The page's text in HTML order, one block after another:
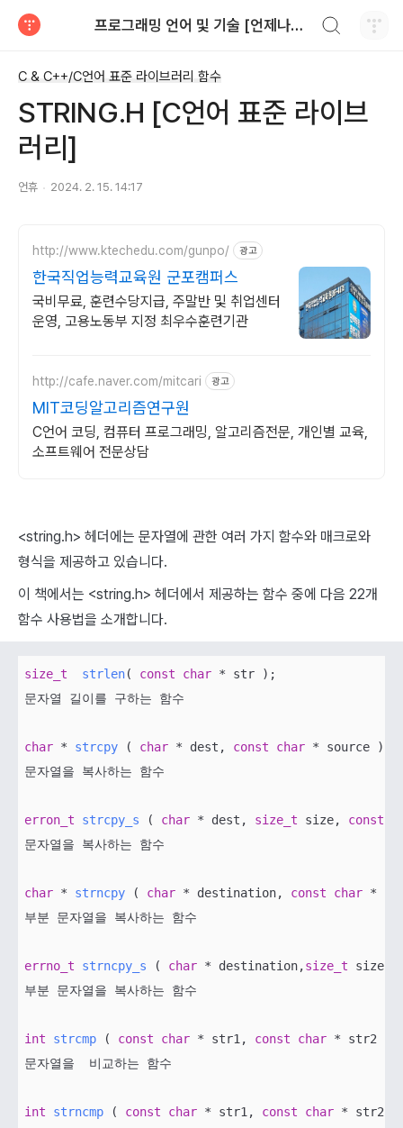
프로그래밍 언어 및 기술 [언제나휴일]
C & C++/C언어 표준 라이브러리 함수
STRING.H [C언어 표준 라이브
러리]
언휴 2024. 2. 15. 14:17
http://www.ktechedu.com/gunpo/ 광고
한국직업능력교육원 군포캠퍼스
국비무료, 훈련수당지급, 주말반 및 취업센터
운영, 고용노동부 지정 최우수훈련기관
http://cafe.naver.com/mitcari 광고
MIT코딩알고리즘연구원
C언어 코딩, 컴퓨터 프로그래밍, 알고리즘전문, 개인별 교육,
소프트웨어 전문상담
<string.h> 헤더에는 문자열에 관한 여러 가지 함수와 매크로와
형식을 제공하고 있습니다.
이 책에서는 <string.h> 헤더에서 제공하는 함수 중에 다음 22개
함수 사용법을 소개합니다.
size_t strlen( const char * str ) ;
문자열 길이를 구하는 함수
char * strcpy ( char * dest, const char * source )
문자열을 복사하는 함수
erron_t strcpy_s ( char * dest, size_t size, const
문자열을 복사하는 함수
char * strncpy ( char * destination, const char *
부분 문자열을 복사하는 함수
errno_t strncpy_s ( char * destination,size_t size,
부분 문자열을 복사하는 함수
int strcmp ( const char * str1, const char * str2 )
문자열을  비교하는 함수
int strncmp ( const char * str1, const char * str2,